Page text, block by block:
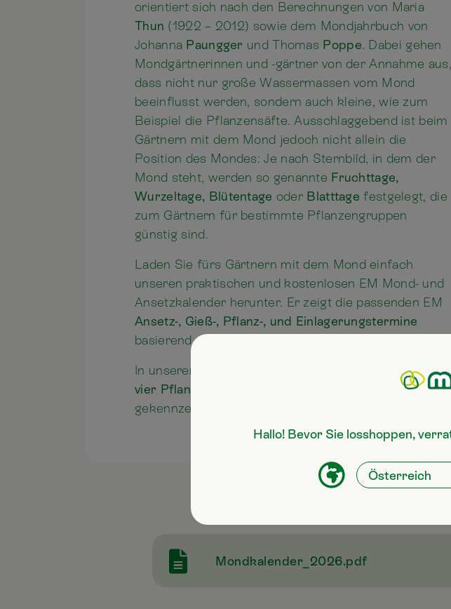
orientiert sich nach den Berechnungen von Maria
Thun (1922 – 2012) sowie dem Mondjahrbuch von
Johanna Paungger und Thomas Poppe. Dabei gehen
Mondgärtnerinnen und -gärtner von der Annahme aus,
dass nicht nur große Wassermassen vom Mond
beeinflusst werden, sondern auch kleine, wie zum
Beispiel die Pflanzensäfte. Ausschlaggebend ist beim
Gärtnern mit dem Mond jedoch nicht allein die
Position des Mondes: Je nach Sternbild, in dem der
Mond steht, werden so genannte Fruchttage,
Wurzeltage, Blütentage oder Blatttage festgelegt, die
zum Gärtnern für bestimmte Pflanzengruppen
günstig sind.
Laden Sie fürs Gärtnern mit dem Mond einfach
unseren praktischen und kostenlosen EM Mond- und
Ansetzkalender herunter. Er zeigt die passenden EM
Ansetz-, Gieß-, Pflanz-, und Einlagerungstermine
basierend auf den Monddaten.
In unserem EM Mond- und Ansetzkalender sind diese
vier Pflanzengruppen
durch folgende Symbole
gekennzeichnet:
Mondkalender_2026.pdf
Hallo! Bevor Sie losshoppen,